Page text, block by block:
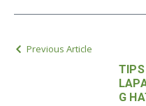
Previous Article
TIPS
G